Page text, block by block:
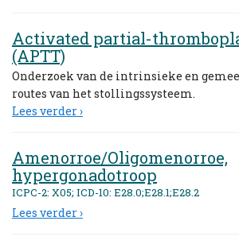
Activated partial-
(APTT)
Onderzoek van de intrinsieke en
routes van het stollingssysteem.
Lees verder ›
Amenorroe/Oligomenorroe,
hypergonadotroop
ICPC-2: X05; ICD-10: E28.0;E28.1;E28.2
Lees verder ›